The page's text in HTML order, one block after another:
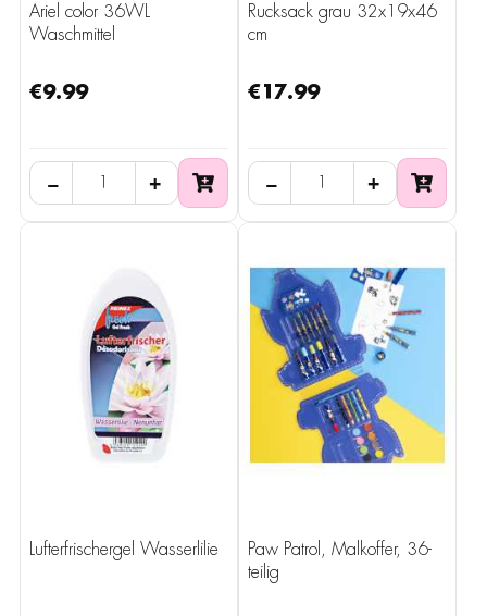
Ariel color 36WL
Waschmittel
€9.99
− +
Rucksack grau 32x19x46
cm
€17.99
− +
Lufterfrischergel Wasserlilie
Paw Patrol, Malkoffer, 36-
teilig